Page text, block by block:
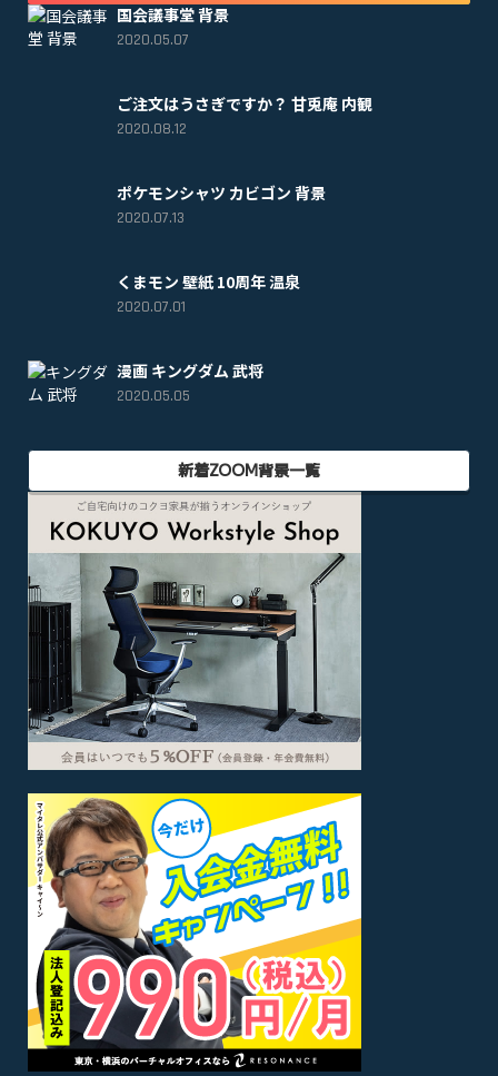
国会議事堂 背景
2020.05.07
ご注文はうさぎですか？ 甘兎庵 内観
2020.08.12
ポケモンシャツ カビゴン 背景
2020.07.13
くまモン 壁紙 10周年 温泉
2020.07.01
漫画 キングダム 武将
2020.05.05
新着ZOOM背景一覧